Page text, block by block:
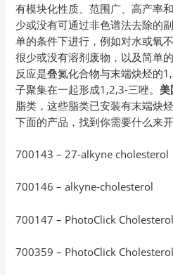
有模块化性质、范围广、高产率
少或没有可通过非色谱法去除的
单的条件下进行，例如对水或氧
很少或没有溶剂废物，以及简单
反应是叠氮化合物与末端炔烃的
子聚集在一起形成1,2,3-三唑。美
脂类，这些脂类已安装有末端炔
下面的产品，找到你需要什么来
700143 – 27-alkyne cholesterol
700146 – alkyne-cholesterol
700147 – PhotoClick Cholesterol
700359 – PhotoClick